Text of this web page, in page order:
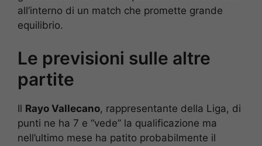
all’interno di un match che promette grande
equilibrio.
Le previsioni sulle altre
partite
Il Rayo Vallecano, rappresentante della Liga, di
punti ne ha 7 e “vede” la qualificazione ma
nell’ultimo mese ha patito probabilmente il